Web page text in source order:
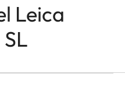
Leica
LEICA SL